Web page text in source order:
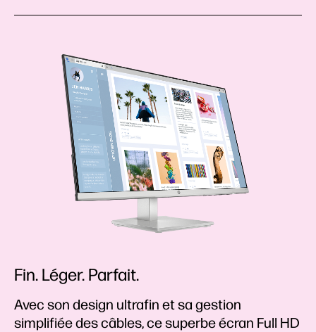
Fin. Léger. Parfait.
Avec son design ultrafin et sa gestion
simplifiée des câbles, ce superbe écran Full HD